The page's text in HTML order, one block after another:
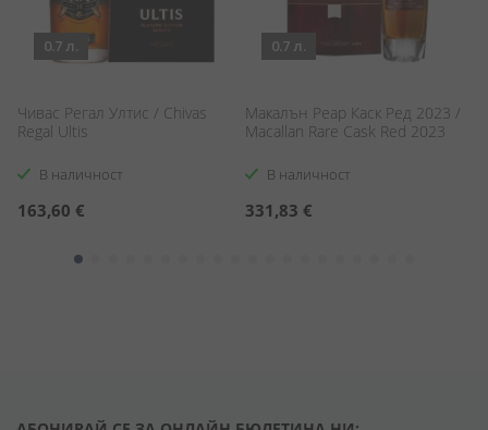
0.7 л.
Чивас Регал Ултис / Chivas
Regal Ultis
В наличност
163,60 €
0.7 л.
Макалън Реар Каск Ред 2023 /
Macallan Rare Cask Red 2023
В наличност
331,83 €